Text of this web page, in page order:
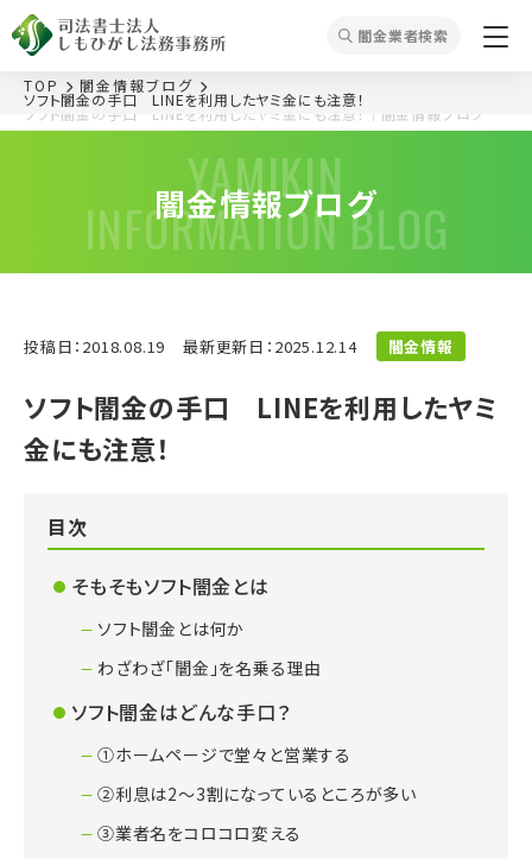
闇⾦業者検索
YAMIKIN
INFORMATION BLOG
闇金情報ブログ
ソフト闇金の手口 LINEを利用したヤミ金にも注意！ ｜闇金情報ブログ
TOP 闇金情報ブログ
ソフト闇金の手口 LINEを利用したヤミ金にも注意！
投稿日：2018.08.19 最新更新日：2025.12.14 闇金情報
ソフト闇金の手口 LINEを利用したヤミ
金にも注意！
目次
そもそもソフト闇金とは
ソフト闇金とは何か
わざわざ「闇金」を名乗る理由
ソフト闇金はどんな手口？
①ホームページで堂々と営業する
②利息は2～3割になっているところが多い
③業者名をコロコロ変える